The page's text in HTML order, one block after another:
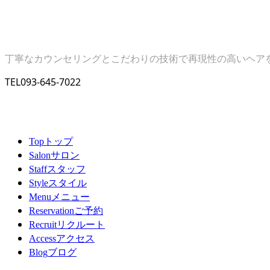
丁寧なカウンセリングとこだわりの技術で再現性の高いヘア
TEL093-645-7022
Top トップ
Salonサロン
Staffスタッフ
Styleスタイル
Menuメニュー
Reservationご予約
Recruitリクルート
Accessアクセス
Blogブログ